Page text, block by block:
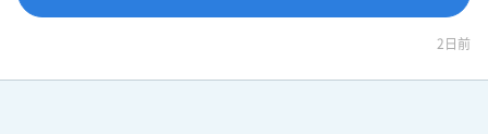
2日前